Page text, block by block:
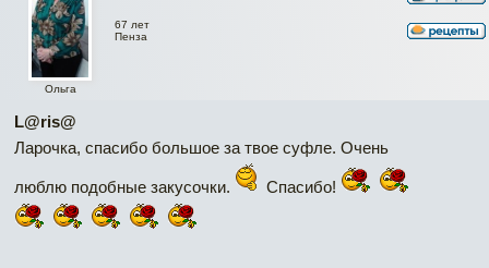
Ольга
67 лет
Пенза
L@ris@
Ларочка, спасибо большое за твое суфле. Очень
люблю подобные закусочки. Спасибо!